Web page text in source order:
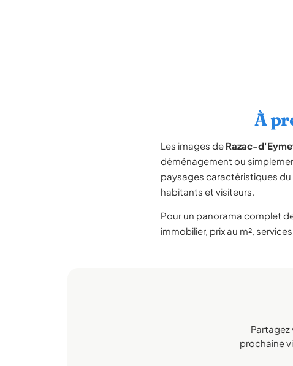
À
Les images de Razac-
déménagement ou
paysages caractéristiques
habitants et visiteurs.
Pour un panorama complet
immobilier, prix au m²,
Partagez
prochaine